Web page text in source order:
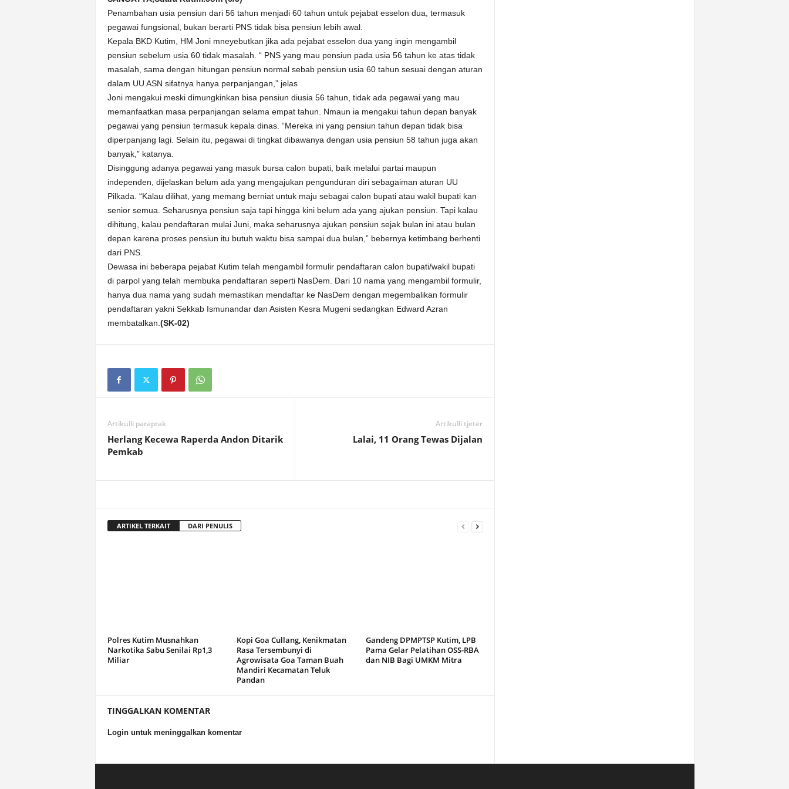
Penambahan usia pensiun dari 56 tahun menjadi 60 tahun untuk pejabat esselon dua, termasuk
pegawai fungsional, bukan berarti PNS tidak bisa pensiun lebih awal.
Kepala BKD Kutim, HM Joni mneyebutkan jika ada pejabat esselon dua yang ingin mengambil
pensiun sebelum usia 60 tidak masalah. “ PNS yang mau pensiun pada usia 56 tahun ke atas tidak
masalah, sama dengan hitungan pensiun normal sebab pensiun usia 60 tahun sesuai dengan aturan
dalam UU ASN sifatnya hanya perpanjangan,” jelas
Joni mengakui meski dimungkinkan bisa pensiun diusia 56 tahun, tidak ada pegawai yang mau
memanfaatkan masa perpanjangan selama empat tahun. Nmaun ia mengakui tahun depan banyak
pegawai yang pensiun termasuk kepala dinas. “Mereka ini yang pensiun tahun depan tidak bisa
diperpanjang lagi. Selain itu, pegawai di tingkat dibawanya dengan usia pensiun 58 tahun juga akan
banyak,” katanya.
Disinggung adanya pegawai yang masuk bursa calon bupati, baik melalui partai maupun
independen, dijelaskan belum ada yang mengajukan pengunduran diri sebagaiman aturan UU
Pilkada. “Kalau dilihat, yang memang berniat untuk maju sebagai calon bupati atau wakil bupati kan
senior semua. Seharusnya pensiun saja tapi hingga kini belum ada yang ajukan pensiun. Tapi kalau
dihitung, kalau pendaftaran mulai Juni, maka seharusnya ajukan pensiun sejak bulan ini atau bulan
depan karena proses pensiun itu butuh waktu bisa sampai dua bulan,” bebernya ketimbang berhenti
dari PNS.
Dewasa ini beberapa pejabat Kutim telah mengambil formulir pendaftaran calon bupati/wakil bupati
di parpol yang telah membuka pendaftaran seperti NasDem. Dari 10 nama yang mengambil formulir,
hanya dua nama yang sudah memastikan mendaftar ke NasDem dengan megembalikan formulir
pendaftaran yakni Sekkab Ismunandar dan Asisten Kesra Mugeni sedangkan Edward Azran
membatalkan. (SK-02)
Artikulli paraprak
Herlang Kecewa Raperda Andon Ditarik
Pemkab
Artikulli tjetër
Lalai, 11 Orang Tewas Dijalan
ARTIKEL TERKAIT DARI PENULIS
Polres Kutim Musnahkan
Narkotika Sabu Senilai Rp1,3
Miliar
Kopi Goa Cullang, Kenikmatan
Rasa Tersembunyi di
Agrowisata Goa Taman Buah
Mandiri Kecamatan Teluk
Pandan
Gandeng DPMPTSP Kutim, LPB
Pama Gelar Pelatihan OSS-RBA
dan NIB Bagi UMKM Mitra
TINGGALKAN KOMENTAR
Login untuk meninggalkan komentar